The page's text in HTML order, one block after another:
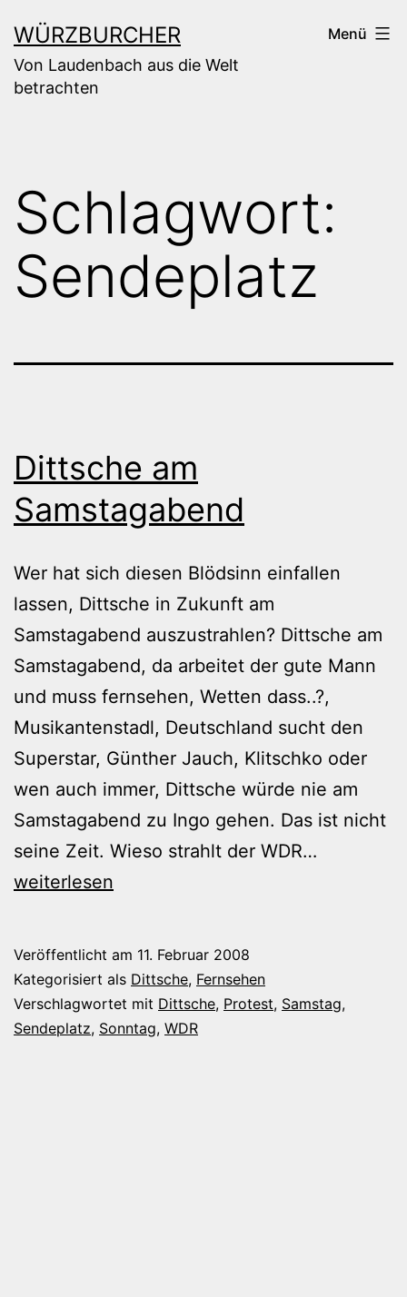
Inhalt
springen
WÜRZBURCHER
Von Laudenbach aus die Welt
betrachten
Menü
Schlagwort:
Sendeplatz
Dittsche am
Samstagabend
Wer hat sich diesen Blödsinn einfallen
lassen, Dittsche in Zukunft am
Samstagabend auszustrahlen? Dittsche am
Samstagabend, da arbeitet der gute Mann
und muss fernsehen, Wetten dass..?,
Musikantenstadl, Deutschland sucht den
Superstar, Günther Jauch, Klitschko oder
wen auch immer, Dittsche würde nie am
Samstagabend zu Ingo gehen. Das ist nicht
seine Zeit. Wieso strahlt der WDR…
weiterlesen
Veröffentlicht am 11. Februar 2008
Kategorisiert als Dittsche, Fernsehen
Verschlagwortet mit Dittsche, Protest, Samstag,
Sendeplatz, Sonntag, WDR